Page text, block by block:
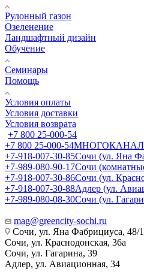
Рулонный газон
Озеленение
Ландшафтный дизайн
Обучение
Семинары
Помощь
Условия оплаты
Условия доставки
Условия возврата
+7 800 25-000-54
+7 800 25-000-54
+7-918-007-30-85Сочи (ул. Яна
+7-989-080-90-17Сочи
+7-918-007-30-86Сочи (ул.
+7-918-007-30-88Адлер (ул.
+7-989-080-08-30Сочи (ул.
mag@greencity-sochi.ru
Сочи, ул. Яна Фабрициуса, 48/1
Сочи, ул. Краснодонская, 36а
Сочи, ул. Гагарина, 39
Адлер, ул. Авиационная, 34